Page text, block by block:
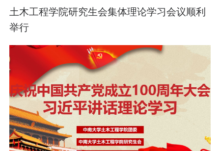
土木工程学院研究生会集体理论学习会议顺利
举行